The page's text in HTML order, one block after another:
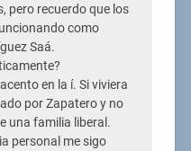
pero recuerdo que los
como
Saá.
en la í. Si viviera
por Zapatero y no
una familia liberal.
personal me sigo